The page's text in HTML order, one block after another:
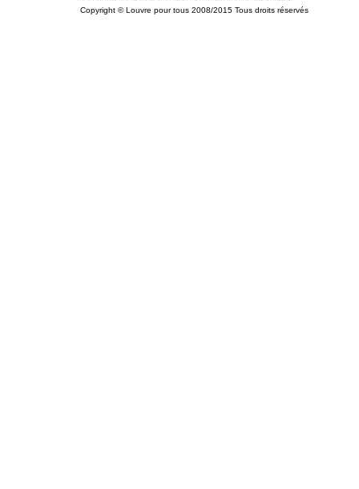
Copyright © Louvre pour tous 2008/2015 Tous droits réservés